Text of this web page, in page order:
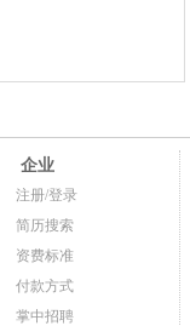
企业
注册/登录
简历搜索
资费标准
付款方式
掌中招聘